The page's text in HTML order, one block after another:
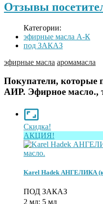
Отзывы
Категории:
эфирные масла А-К
под ЗАКАЗ
эфирные масла аромамасла
Покупатели, которые
АИР. Эфирное масло.,
Скидка!
АКЦИЯ!
Karel Hadek АНГЕЛИКА
ПОД ЗАКАЗ
2 мл; 5 мл